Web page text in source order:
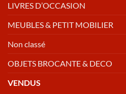
LIVRES D’OCCASION
MEUBLES & PETIT MOBILIER
Non classé
OBJETS BROCANTE & DECO
VENDUS